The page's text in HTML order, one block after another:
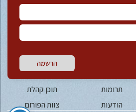
הרשמה
תרומות
תוכן קהלת
הודעות צוות הפורום